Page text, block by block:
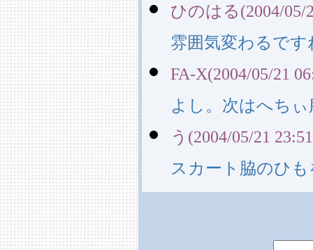
ひのはる(2004/05/
雰囲気変わるで
FA-X(2004/05/21
よし。次はへち
う(2004/05/21
スカート脇のひ